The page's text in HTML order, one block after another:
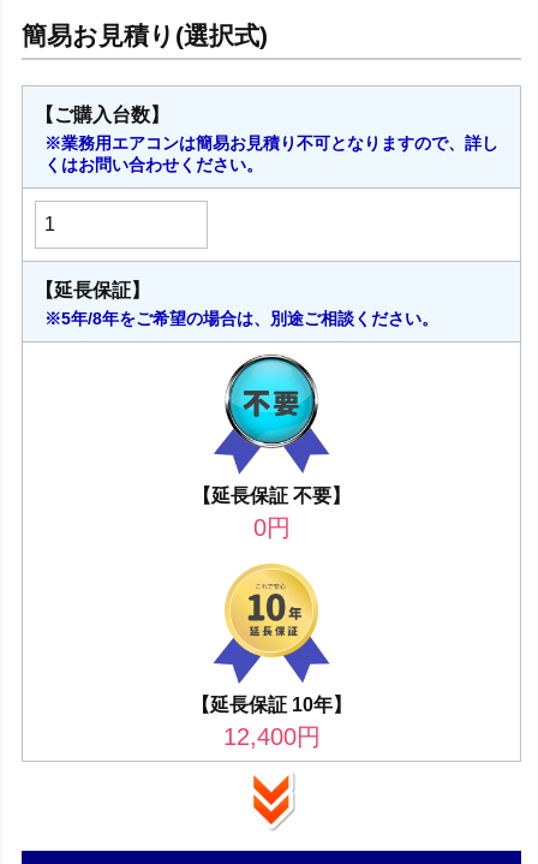
【ご購入台数】
※業務用エアコンは簡易お見積り不可となりますので、詳し
くはお問い合わせください。
【延長保証】
※5年/8年をご希望の場合は、別途ご相談ください。
【延長保証 不要】
0円
【延長保証 10年】
12,400円